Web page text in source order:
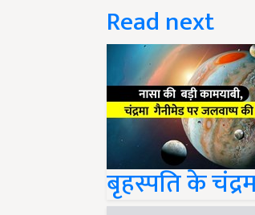
Read next
बृहस्पति के